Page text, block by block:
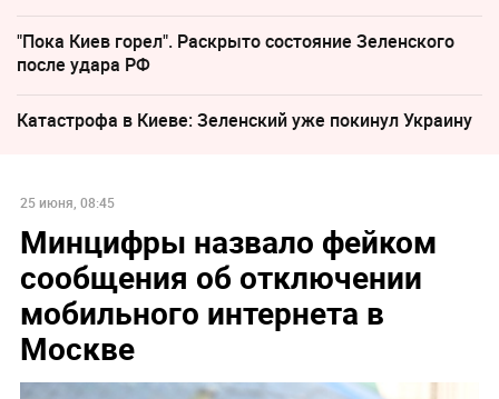
"Пока Киев горел". Раскрыто состояние Зеленского
после удара РФ
Катастрофа в Киеве: Зеленский уже покинул Украину
25 июня, 08:45
Минцифры назвало фейком
сообщения об отключении
мобильного интернета в
Москве